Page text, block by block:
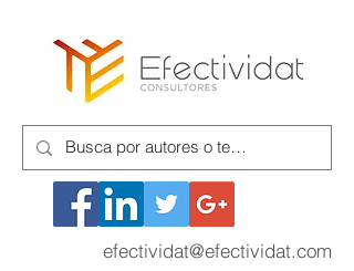
efectividat@efectividat.com